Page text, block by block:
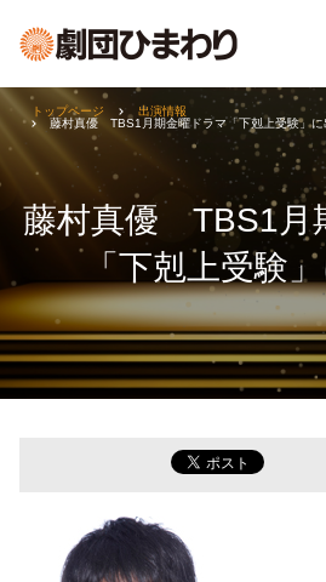
藤村真優 TBS1月
「下剋上受験
トップページ
出演情報
藤村真優 TBS1月期金曜ドラマ「下剋上受験」に